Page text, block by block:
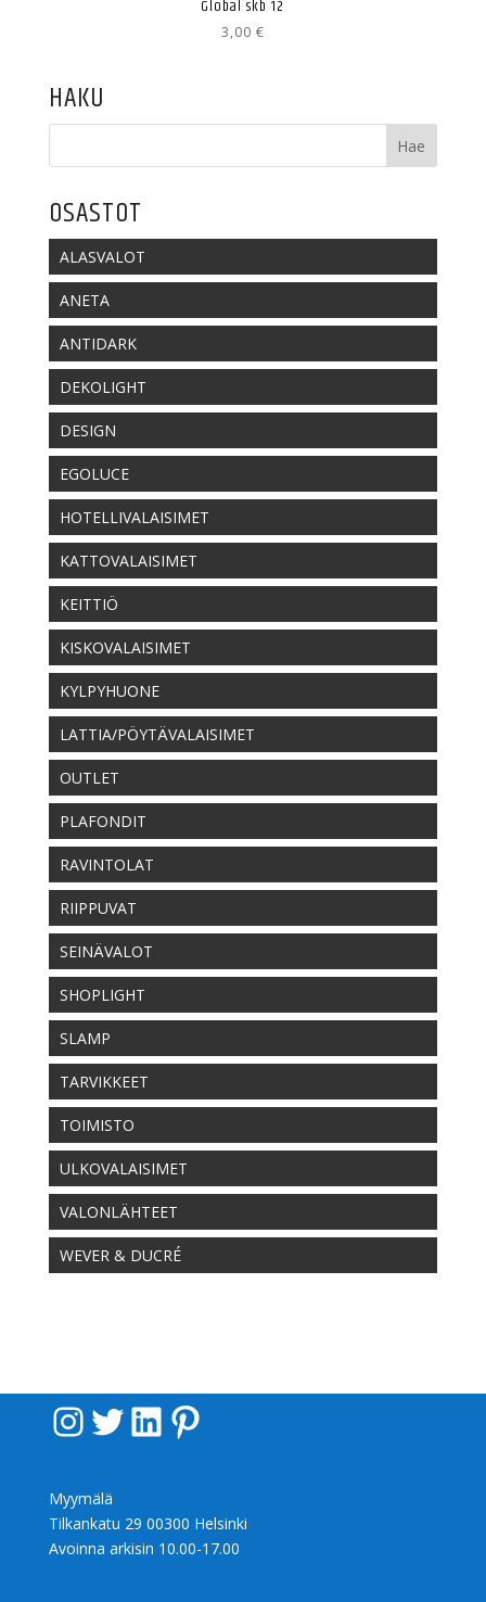
Global skb 12
3,00 €
HAKU
OSASTOT
ALASVALOT
ANETA
ANTIDARK
DEKOLIGHT
DESIGN
EGOLUCE
HOTELLIVALAISIMET
KATTOVALAISIMET
KEITTIÖ
KISKOVALAISIMET
KYLPYHUONE
LATTIA/PÖYTÄVALAISIMET
OUTLET
PLAFONDIT
RAVINTOLAT
RIIPPUVAT
SEINÄVALOT
SHOPLIGHT
SLAMP
TARVIKKEET
TOIMISTO
ULKOVALAISIMET
VALONLÄHTEET
WEVER & DUCRÉ
InstagramTwitter LinkedIn Pinterest
Myymälä
Tilkankatu 29 00300 Helsinki
Avoinna arkisin 10.00-17.00